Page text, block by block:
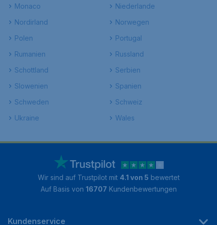
Monaco
Niederlande
Nordirland
Norwegen
Polen
Portugal
Rumanien
Russland
Schottland
Serbien
Slowenien
Spanien
Schweden
Schweiz
Ukraine
Wales
Wir sind auf Trustpilot mit 4.1 von 5 bewertet
Auf Basis von 16707 Kundenbewertungen
Kundenservice